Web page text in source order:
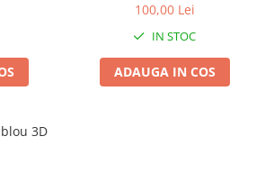
100,00 Lei
IN STOC
ADAUGA IN COS
3D